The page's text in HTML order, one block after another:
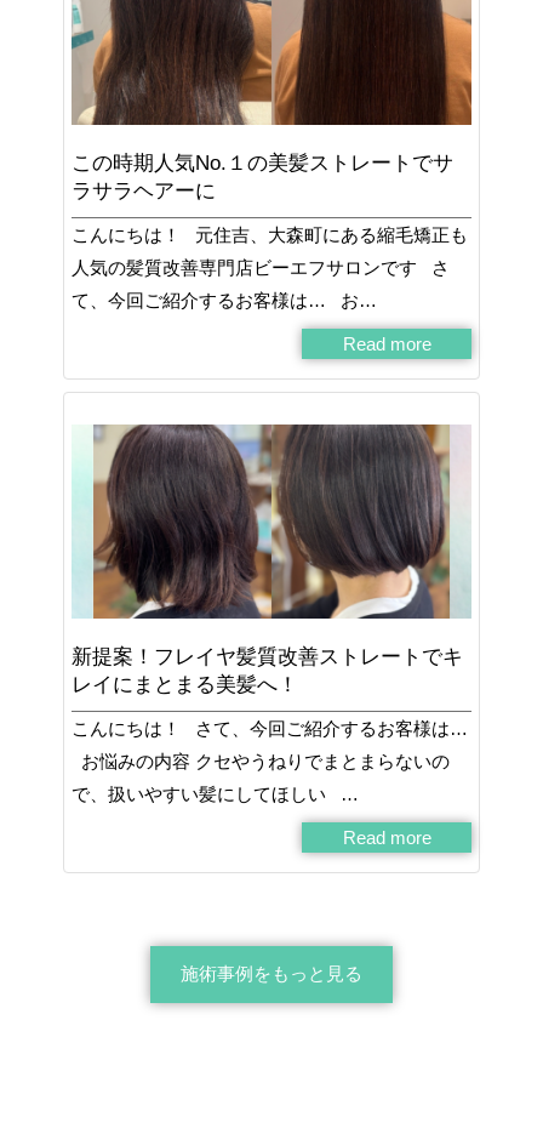
この時期人気No.１の美髪ストレートでサ
ラサラヘアーに
こんにちは！ 元住吉、大森町にある縮毛矯正も
人気の髪質改善専門店ビーエフサロンです さ
て、今回ご紹介するお客様は… お…
Read more
新提案！フレイヤ髪質改善ストレートでキ
レイにまとまる美髪へ！
こんにちは！ さて、今回ご紹介するお客様は…
お悩みの内容 クセやうねりでまとまらないの
で、扱いやすい髪にしてほしい …
Read more
施術事例をもっと見る